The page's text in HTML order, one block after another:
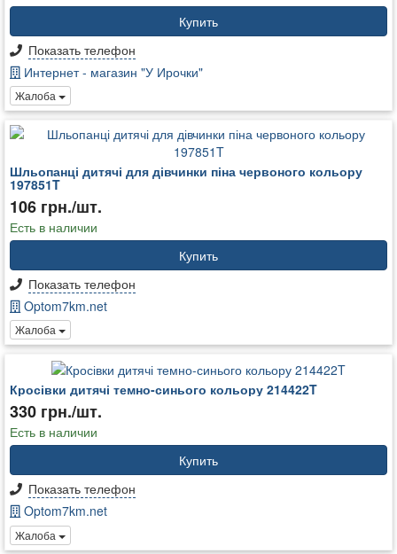
Купить
Показать телефон
Интернет - магазин "У Ирочки"
Жалоба
Шльопанці дитячі для дівчинки піна червоного кольору
197851T
106 грн./шт.
Есть в наличии
Купить
Показать телефон
Optom7km.net
Жалоба
Кросівки дитячі темно-синього кольору 214422T
330 грн./шт.
Есть в наличии
Купить
Показать телефон
Optom7km.net
Жалоба